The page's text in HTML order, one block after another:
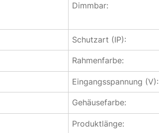
Dimmbar:
Schutzart (IP):
Rahmenfarbe:
Eingangsspannung (V):
Gehäusefarbe:
Produktlänge: